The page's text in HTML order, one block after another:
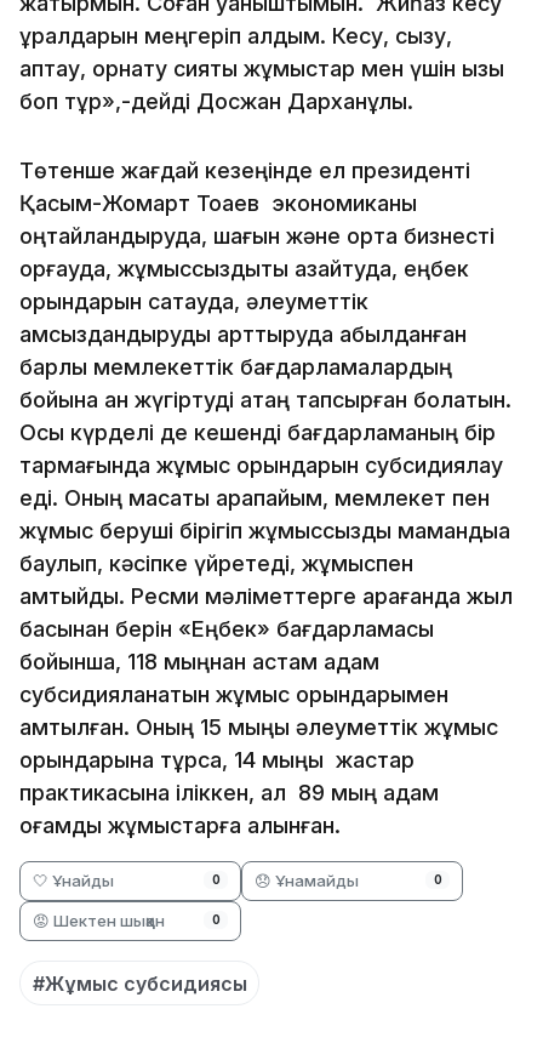
құралдарын меңгеріп қалдым. Кесу, сызу,
қаптау, орнату сияқты жұмыстар мен үшін қызық
боп тұр»,-дейді Досжан Дарханұлы.
Төтенше жағдай кезеңінде ел президенті
Қасым-Жомарт Тоқаев экономиканы
оңтайландыруда, шағын және орта бизнесті
қорғауда, жұмыссыздықты азайтуда, еңбек
орындарын сақтауда, әлеуметтік
қамсыздандыруды арттыруда қабылданған
барлық мемлекеттік бағдарламалардың
бойына қан жүгіртуді қатаң тапсырған болатын.
Осы күрделі де кешенді бағдарламаның бір
тармағында жұмыс орындарын субсидиялау
еді. Оның мақсаты қарапайым, мемлекет пен
жұмыс беруші бірігіп жұмыссызды мамандыққа
баулып, кәсіпке үйретеді, жұмыспен
қамтыйды. Ресми мәліметтерге қарағанда жыл
басынан берін «Еңбек» бағдарламасы
бойынша, 118 мыңнан астам адам
субсидияланатын жұмыс орындарымен
қамтылған. Оның 15 мыңы әлеуметтік жұмыс
орындарына тұрса, 14 мыңы жастар
практикасына іліккен, ал 89 мың адам
қоғамдық жұмыстарға алынған.
🤍 Ұнайды 0 😞 Ұнамайды 0
😡 Шектен шыққан 0
#Жұмыс субсидиясы